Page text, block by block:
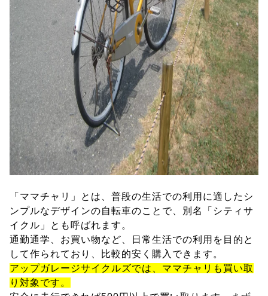
「ママチャリ」とは、普段の生活での利用に適したシ
ンプルなデザインの自転車のことで、別名「シティサ
イクル」とも呼ばれます。
通勤通学、お買い物など、日常生活での利用を目的と
して作られており、比較的安く購入できます。
アップガレージサイクルズでは、ママチャリも買い取
り対象です。